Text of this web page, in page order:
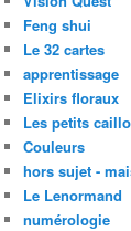
Feng shui
Le 32 cartes
apprentissage
Elixirs floraux
Les petits
Couleurs
hors sujet -
Le Lenormand
numérologie